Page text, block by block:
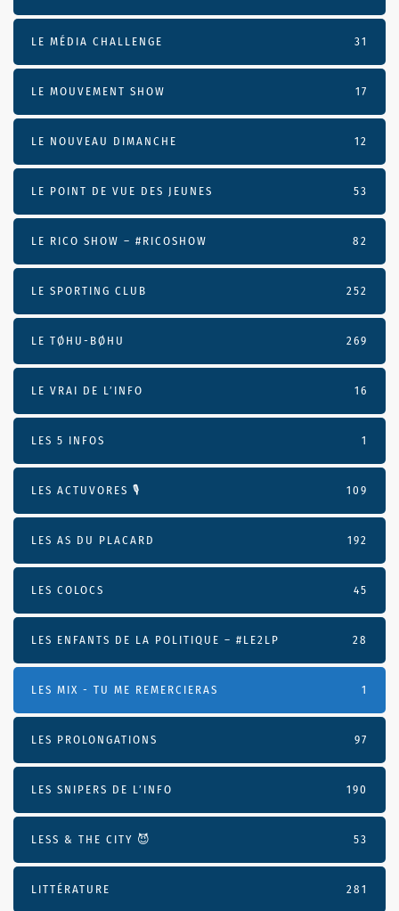
LE MÉDIA CHALLENGE 31
LE MOUVEMENT SHOW 17
LE NOUVEAU DIMANCHE 12
LE POINT DE VUE DES JEUNES 53
LE RICO SHOW – #RICOSHOW 82
LE SPORTING CLUB 252
LE TØHU-BØHU 269
LE VRAI DE L’INFO 16
LES 5 INFOS 1
LES ACTUVORES 🎙 109
LES AS DU PLACARD 192
LES COLOCS 45
LES ENFANTS DE LA POLITIQUE – #LE2LP 28
LES MIX - TU ME REMERCIERAS 1
LES PROLONGATIONS 97
LES SNIPERS DE L’INFO 190
LESS & THE CITY 😈 53
LITTÉRATURE 281